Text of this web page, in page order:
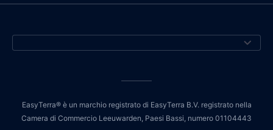
EasyTerra® è un marchio registrato di EasyTerra B.V. registrato nella
Camera di Commercio Leeuwarden, Paesi Bassi, numero 01104443